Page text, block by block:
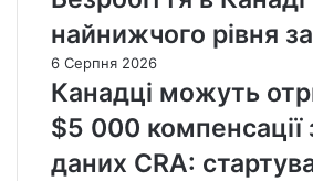
найнижчого рівня
6 Серпня 2026
Канадці можуть
$5 000 компенсації
даних CRA: